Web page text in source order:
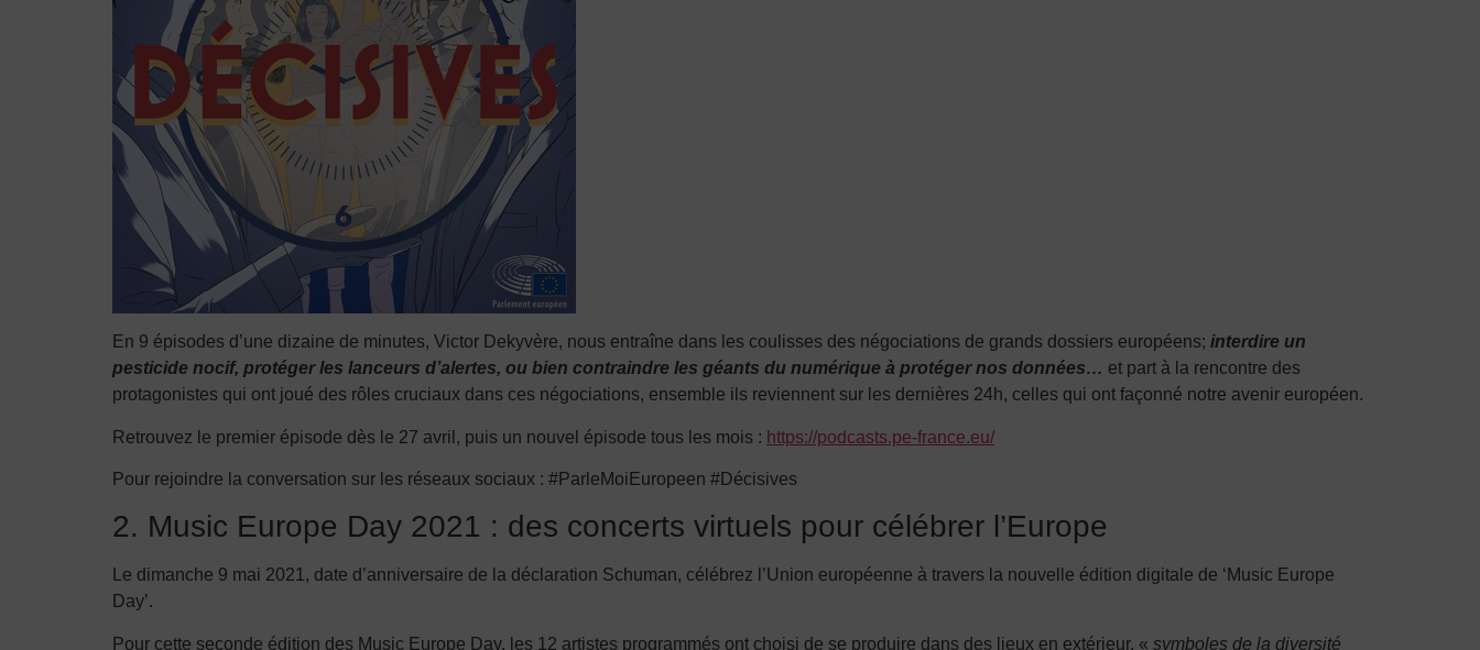
En 9 épisodes d’une dizaine de minutes, Victor Dekyvère, nous entraîne dans les coulisses des négociations de grands dossiers européens; interdire un
pesticide nocif, protéger les lanceurs d’alertes, ou bien contraindre les géants du numérique à protéger nos données… et part à la rencontre des
protagonistes qui ont joué des rôles cruciaux dans ces négociations, ensemble ils reviennent sur les dernières 24h, celles qui ont façonné notre avenir européen.
Retrouvez le premier épisode dès le 27 avril, puis un nouvel épisode tous les mois : https://podcasts.pe-france.eu/
Pour rejoindre la conversation sur les réseaux sociaux : #ParleMoiEuropeen #Décisives
2. Music Europe Day 2021 : des concerts virtuels pour célébrer l’Europe
Le dimanche 9 mai 2021, date d’anniversaire de la déclaration Schuman, célébrez l’Union européenne à travers la nouvelle édition digitale de ‘Music Europe
Day’.
Pour cette seconde édition des Music Europe Day, les 12 artistes programmés ont choisi de se produire dans des lieux en extérieur, « symboles de la diversité